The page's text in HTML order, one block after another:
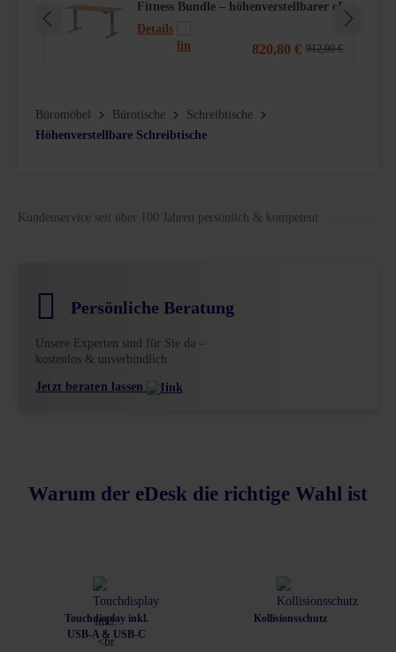
eDesk Schreibtisch & To‑Strike Testsieger Bürostuhl
Fitness Bundle – höhenverstellbarer eDesk
Details
820,80 € 912,00 €
Büromöbel Bürotische
Schreibtische
Höhenverstellbare Schreibtische
Kundenservice seit über 100 Jahren persönlich & kompetent
Persönliche Beratung
Unsere Experten sind für Sie da –
kostenlos & unverbindlich.
Jetzt beraten lassen
Warum der eDesk die richtige Wahl ist
Touchdisplay inkl.
USB-A & USB-C
Kollisionsschutz